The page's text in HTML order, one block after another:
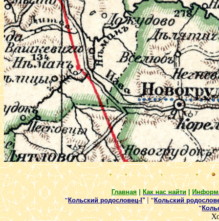
Главная|Как нас найти|
"Кольский родословец-I"|"Кольский
"